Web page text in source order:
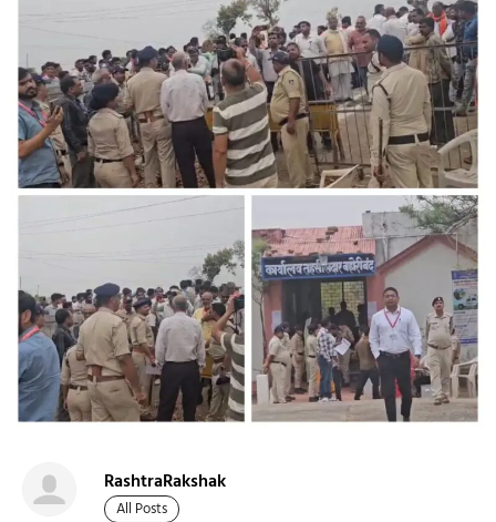
RashtraRakshak
All Posts